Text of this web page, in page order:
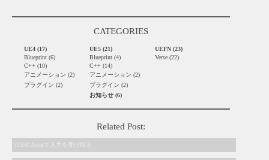
CATEGORIES
UE4 (17)
Blueprint (6)
C++ (10)
アニメーション (2)
プラグイン (2)
UE5 (21)
Blueprint (4)
C++ (14)
アニメーション (2)
プラグイン (2)
UEFN (23)
Verse (22)
お知らせ (6)
Related Post:
[UE4] Actorで入力を受け取る